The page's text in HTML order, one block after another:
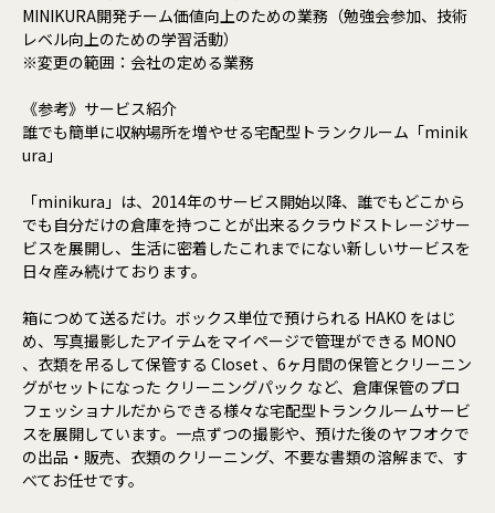
MINIKURA開発チーム価値向上のための業務（勉強会参加、技術
レベル向上のための学習活動）
※変更の範囲：会社の定める業務
《参考》サービス紹介
誰でも簡単に収納場所を増やせる宅配型トランクルーム「minik
ura」
「minikura」は、2014年のサービス開始以降、誰でもどこから
でも自分だけの倉庫を持つことが出来るクラウドストレージサー
ビスを展開し、生活に密着したこれまでにない新しいサービスを
日々産み続けております。
箱につめて送るだけ。ボックス単位で預けられる HAKO をはじ
め、写真撮影したアイテムをマイページで管理ができる MONO
、衣類を吊るして保管する Closet 、6ヶ月間の保管とクリーニン
グがセットになった クリーニングパック など、倉庫保管のプロ
フェッショナルだからできる様々な宅配型トランクルームサービ
スを展開しています。一点ずつの撮影や、預けた後のヤフオクで
の出品・販売、衣類のクリーニング、不要な書類の溶解まで、す
べてお任せです。